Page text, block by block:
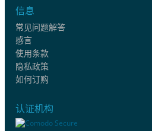
信息
常见问题解答
感言
使用条款
隐私政策
如何订购
认证机构